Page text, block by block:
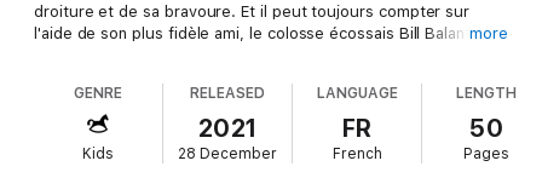
droiture et de sa bravoure. Et il peut toujours compter sur
l'aide de son plus fidèle ami, le colosse écossais Bill Balantine...
parcourir le monde en immuable incarnation de l'Aventurier avec
un grand A.
more
GENRE
Kids
RELEASED
2021
28 December
LANGUAGE
FR
French
LENGTH
50
Pages